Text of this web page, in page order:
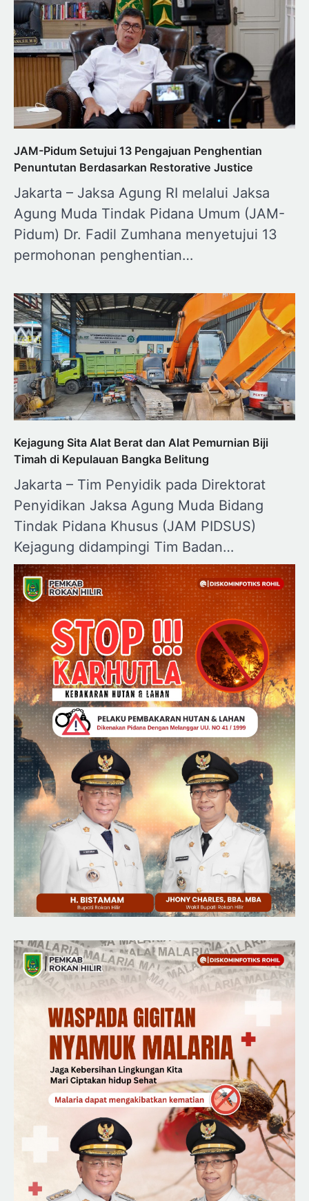
JAM-Pidum Setujui 13 Pengajuan Penghentian
Penuntutan Berdasarkan Restorative Justice
Jakarta – Jaksa Agung RI melalui Jaksa
Agung Muda Tindak Pidana Umum (JAM-
Pidum) Dr. Fadil Zumhana menyetujui 13
permohonan penghentian…
Kejagung Sita Alat Berat dan Alat Pemurnian Biji
Timah di Kepulauan Bangka Belitung
Jakarta – Tim Penyidik pada Direktorat
Penyidikan Jaksa Agung Muda Bidang
Tindak Pidana Khusus (JAM PIDSUS)
Kejagung didampingi Tim Badan…